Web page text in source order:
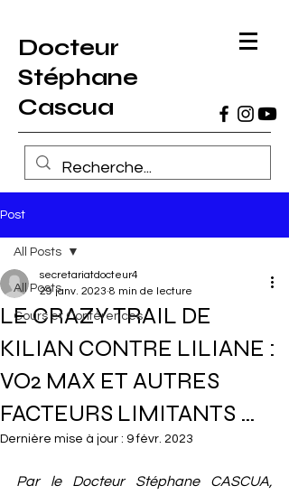
Docteur
Stéphane
Cascua
Post
All Posts
Cours et Conférences
All Posts
LE CRAZY TRAIL DE
KILIAN CONTRE LILIANE :
VO2 MAX ET AUTRES
FACTEURS LIMITANTS …
secretariatdocteur4
29 janv. 2023 8 min de lecture
Dernière mise à jour : 9 févr. 2023
Par le Docteur Stéphane CASCUA,